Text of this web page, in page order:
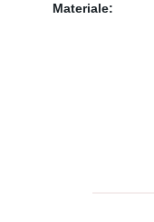
Materiale: